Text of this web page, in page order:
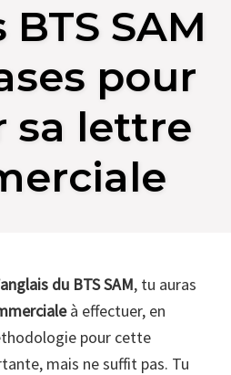
SAM
pour
sa lettre
du BTS SAM, tu auras
à effectuer, en
pour cette
mais ne suffit pas. Tu